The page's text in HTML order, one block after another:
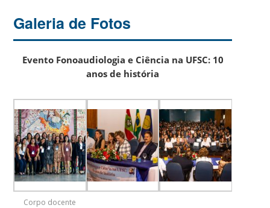
Galeria de Fotos
Evento Fonoaudiologia e Ciência na UFSC: 10
anos de história
Corpo docente